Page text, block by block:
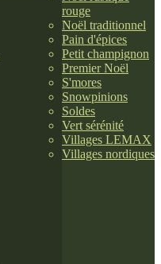
rouge
Noël traditionnel
Pain d'épices
Petit champignon
Premier Noël
S'mores
Snowpinions
Soldes
Vert sérénité
Villages LEMAX
Villages nordiques